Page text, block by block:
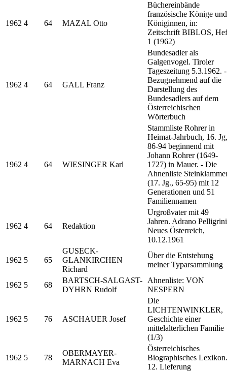
1962 4 64 MAZAL Otto
Büchereinbände
französische Könige und
Königinnen, in:
Zeitschrift BIBLOS,
1 (1962)
1962 4 64 GALL Franz
Bundesadler als
Galgenvogel. Tiroler
Tageszeitung 5.3.1962. -
Bezugnehmend auf die
Darstellung des
Bundesadlers auf dem
Österreichischen
Wörterbuch
1962 4 64 WIESINGER Karl
Stammliste Rohrer in
Heimat-Jahrbuch, 16. Jg,
86-94 beginnend mit
Johann Rohrer (1649-
1727) in Mauer. - Die
Ahnenliste
(17. Jg., 65-95) mit 12
Generationen und 51
Familiennamen
1962 4 64 Redaktion
Urgroßvater mit 49
Jahren. Adrano
Neues Österreich,
10.12.1961
1962 5 65
GUSECK-
GLANKIRCHEN
Richard
Über die Entstehung
meiner Typarsammlung
1962 5 68
BARTSCH-SALGAST-
DYHRN Rudolf
Ahnenliste: VON
NESPERN
1962 5 76 ASCHAUER Josef
Die
LICHTENWINKLER,
Geschichte einer
mittelalterlichen Familie
(1/3)
1962 5 78
OBERMAYER-
MARNACH Eva
Österreichisches
Biographisches Lexikon.
12. Lieferung